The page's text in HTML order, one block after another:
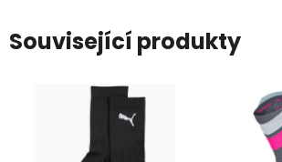
Související produkty